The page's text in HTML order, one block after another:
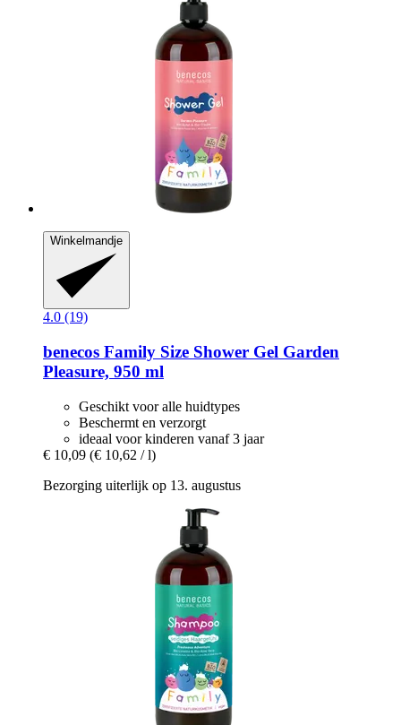
Winkelmandje
4.0 (19)
benecos Family Size Shower Gel Garden
Pleasure, 950 ml
Geschikt voor alle huidtypes
Beschermt en verzorgt
ideaal voor kinderen vanaf 3 jaar
€ 10,09 (€ 10,62 / l)
Bezorging uiterlijk op 13. augustus